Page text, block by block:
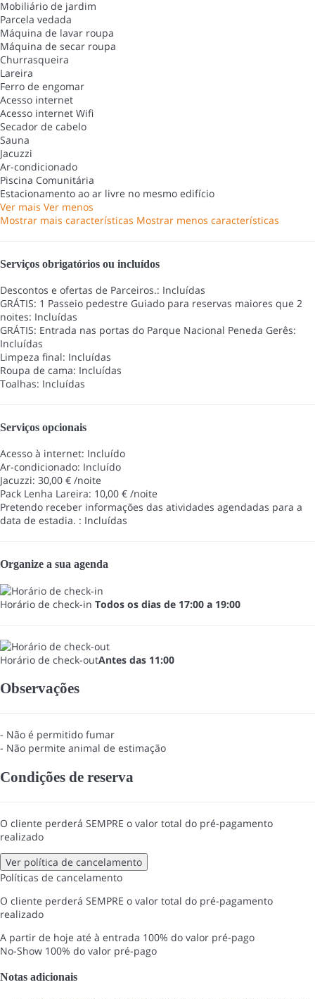
Mobiliário de jardim
Parcela vedada
Máquina de lavar roupa
Máquina de secar roupa
Churrasqueira
Lareira
Ferro de engomar
Acesso internet
Acesso internet Wifi
Secador de cabelo
Sauna
Jacuzzi
Ar-condicionado
Piscina Comunitária
Estacionamento ao ar livre no mesmo edifício
Ver mais Ver menos
Mostrar mais características Mostrar menos características
Serviços obrigatórios ou incluídos
Descontos e ofertas de Parceiros.: Incluídas
GRÁTIS: 1 Passeio pedestre Guiado para reservas maiores que 2
noites: Incluídas
GRÁTIS: Entrada nas portas do Parque Nacional Peneda Gerês:
Incluídas
Limpeza final: Incluídas
Roupa de cama: Incluídas
Toalhas: Incluídas
Serviços opcionais
Acesso à internet: Incluído
Ar-condicionado: Incluído
Jacuzzi: 30,00 € /noite
Pack Lenha Lareira: 10,00 € /noite
Pretendo receber informações das atividades agendadas para a
data de estadia. : Incluídas
Organize a sua agenda
Horário de check-in Todos os dias de 17:00 a 19:00
Horário de check-outAntes das 11:00
Observações
- Não é permitido fumar
- Não permite animal de estimação
Condições de reserva
O cliente perderá SEMPRE o valor total do pré-pagamento
realizado
Ver política de cancelamento
Políticas de cancelamento
O cliente perderá SEMPRE o valor total do pré-pagamento
realizado
A partir de hoje até à entrada 100% do valor pré-pago
No-Show 100% do valor pré-pago
Notas adicionais